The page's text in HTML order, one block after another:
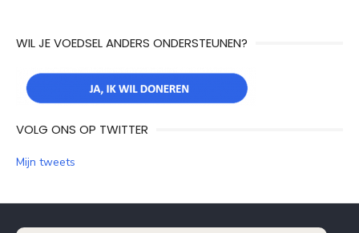
WIL JE VOEDSEL ANDERS ONDERSTEUNEN?
VOLG ONS OP TWITTER
Mijn tweets